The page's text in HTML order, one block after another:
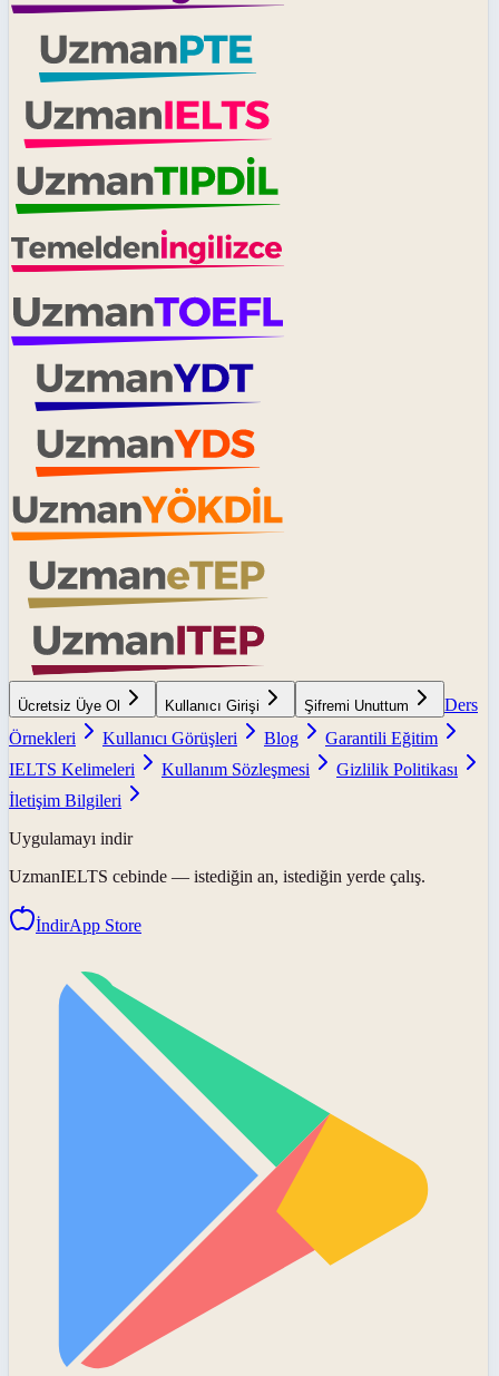
Ücretsiz Üye Ol Kullanıcı Girişi Şifremi Unuttum
Ders
Örnekleri
Kullanıcı Görüşleri Blog
Garantili Eğitim
IELTS Kelimeleri
Kullanım Sözleşmesi
Gizlilik Politikası
İletişim Bilgileri
Uygulamayı indir
UzmanIELTS cebinde — istediğin an, istediğin yerde çalış.
İndirApp Store